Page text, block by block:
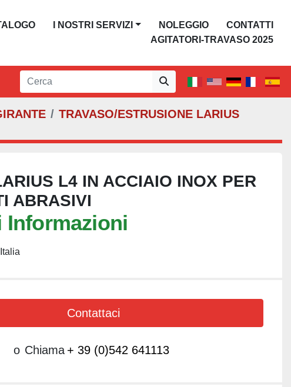
I NOSTRI SERVIZI NOLEGGIO
CONTATTI
AGITATORI-TRAVASO 2025
TRAVASO/ESTRUSIONE LARIUS
L4 IN ACCIAIO INOX PER
ABRASIVI
Informazioni
Contattaci
o Chiama + 39 (0)542 641113